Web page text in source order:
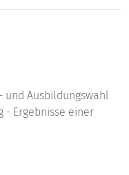
und Ausbildungswahl
- Ergebnisse einer